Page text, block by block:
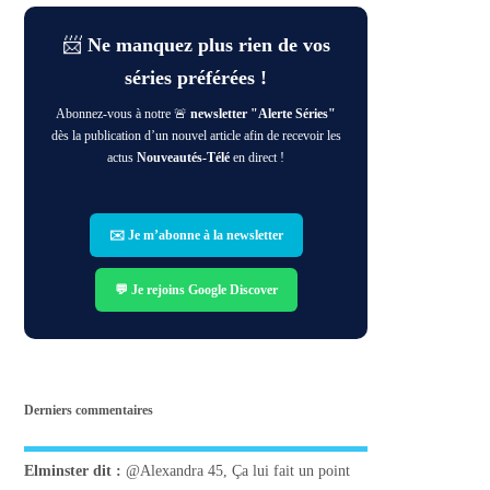
📨 Ne manquez plus rien de vos
séries préférées !
Abonnez-vous à notre 🚨newsletter "Alerte Séries"
dès la publication d’un nouvel article afin de recevoir les
actusNouveautés-Télé en direct !
✉️ Je m’abonne à la newsletter
💬 Je rejoins Google Discover
Derniers commentaires
Elminster dit : @Alexandra 45, Ça lui fait un point